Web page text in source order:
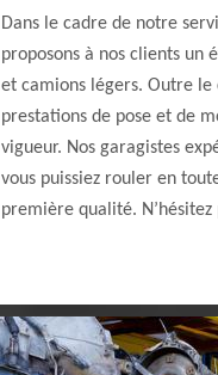
Dans le cadre de notre
proposons à nos clients un
et camions légers. Outre le
prestations de pose et de
vigueur. Nos garagistes
vous puissiez rouler en
première qualité. N’hésitez